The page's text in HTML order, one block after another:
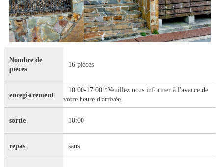
Nombre de
pièces
16 pièces
enregistrement
10:00-17:00 *Veuillez nous informer à l'avance de
votre heure d'arrivée.
sortie 10:00
repas sans